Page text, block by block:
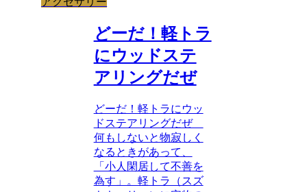
どーだ！軽トラ
にウッドステ
アリングだぜ
どーだ！軽トラにウッ
ドステアリングだぜ
何もしないと物寂しく
なるときがあって、
「小人閑居して不善を
為す」。軽トラ（スズ